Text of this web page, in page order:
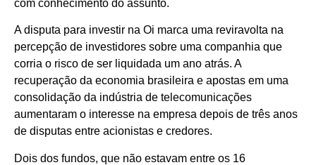
com conhecimento do assunto.
A disputa para investir na Oi marca uma reviravolta na
percepção de investidores sobre uma companhia que
corria o risco de ser liquidada um ano atrás. A
recuperação da economia brasileira e apostas em uma
consolidação da indústria de telecomunicações
aumentaram o interesse na empresa depois de três anos
de disputas entre acionistas e credores.
Dois dos fundos, que não estavam entre os 16